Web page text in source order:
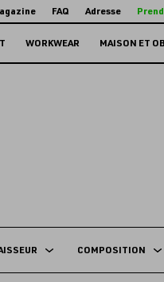
FAQ Adresse
WORKWEAR MAISON ET
COMPOSITION